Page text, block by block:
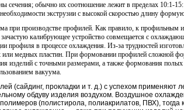
сечения; обычно их соотношение лежит в пределах 10:1-
экструзии с высокой скоростью длину
при производстве профилей. Как правило, к профильным
калибрующее устройство совмещается с
профиля в процессе охлаждения. Из-за трудностей
медных пластин. При формовании профилей сложной
изделий с точными размерами, а также формования
вакуума.
(сайдинг, прокладки и т. д.) с успехом
обдуву изделия воздухом. Воздушное
(полистирола, полиакрилатов, ПВХ), тогда